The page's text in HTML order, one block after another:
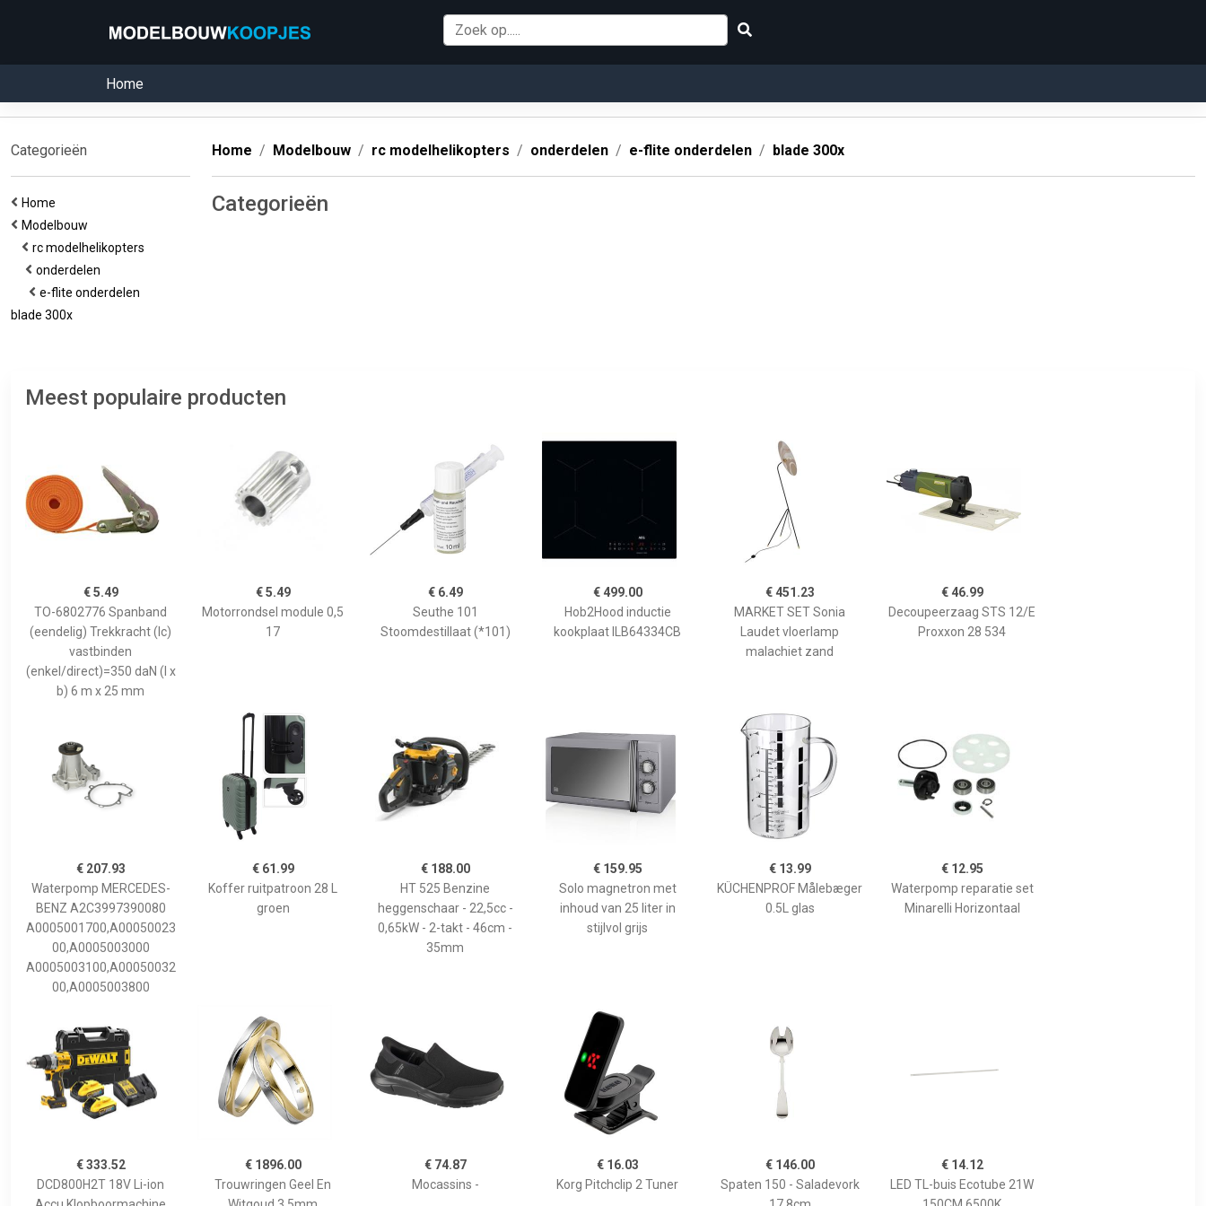
Home
Categorieën
Home
Modelbouw
rc modelhelikopters
onderdelen
e-flite onderdelen
blade 300x
Home Modelbouw rc modelhelikopters onderdelen e-flite onderdelen blade 300x
Categorieën
Meest populaire producten
€ 5.49
TO-6802776 Spanband
(eendelig) Trekkracht (lc)
vastbinden
(enkel/direct)=350 daN (l x
b) 6 m x 25 mm
€ 5.49
Motorrondsel module 0,5
17
€ 6.49
Seuthe 101
Stoomdestillaat (*101)
€ 499.00
Hob2Hood inductie
kookplaat ILB64334CB
€ 451.23
MARKET SET Sonia
Laudet vloerlamp
malachiet zand
€ 46.99
Decoupeerzaag STS 12/E
Proxxon 28 534
€ 207.93
Waterpomp MERCEDES-
BENZ A2C3997390080
A0005001700,A00050023
00,A0005003000
A0005003100,A00050032
00,A0005003800
€ 61.99
Koffer ruitpatroon 28 L
groen
€ 188.00
HT 525 Benzine
heggenschaar - 22,5cc -
0,65kW - 2-takt - 46cm -
35mm
€ 159.95
Solo magnetron met
inhoud van 25 liter in
stijlvol grijs
€ 13.99
KÜCHENPROF Målebæger
0.5L glas
€ 12.95
Waterpomp reparatie set
Minarelli Horizontaal
€ 333.52
DCD800H2T 18V Li-ion
€ 1896.00
Trouwringen Geel En
€ 74.87
Mocassins -
€ 16.03
Korg Pitchclip 2 Tuner
€ 146.00
Spaten 150 - Saladevork
€ 14.12
LED TL-buis Ecotube 21W